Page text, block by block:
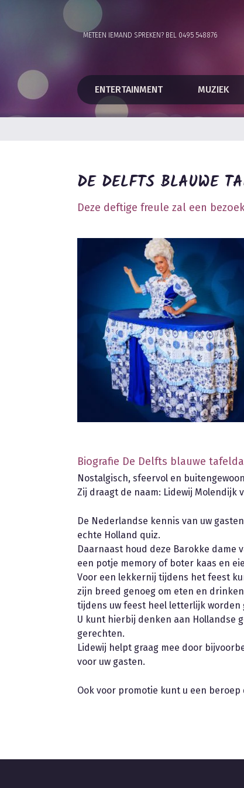
METEEN IEMAND SPREKEN? BEL 0495 548876
ENTERTAINMENT MUZIEK
DE DELFTS BLAUWE
Deze deftige freule zal een
Biografie De Delfts blauwe
Nostalgisch, sfeervol en
Zij draagt de naam: Lidewij Molendijk
De Nederlandse kennis van uw
echte Holland quiz.
Daarnaast houd deze Barokke dame
een potje memory of boter kaas en
Voor een lekkernij tijdens het feest
zijn breed genoeg om eten en
tijdens uw feest heel letterlijk worden
U kunt hierbij denken aan Hollandse
gerechten.
Lidewij helpt graag mee door
voor uw gasten.
Ook voor promotie kunt u een